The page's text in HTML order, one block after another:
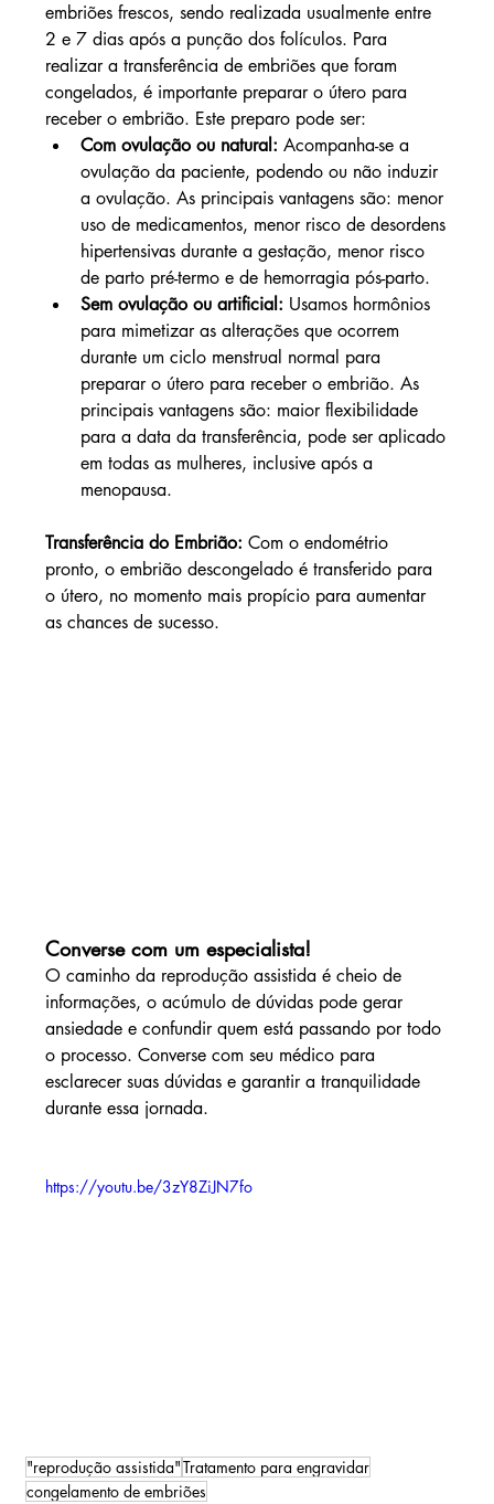
embriões frescos, sendo realizada usualmente entre
2 e 7 dias após a punção dos folículos. Para
realizar a transferência de embriões que foram
congelados, é importante preparar o útero para
receber o embrião. Este preparo pode ser:
Com ovulação ou natural: Acompanha-se a
ovulação da paciente, podendo ou não induzir
a ovulação. As principais vantagens são: menor
uso de medicamentos, menor risco de desordens
hipertensivas durante a gestação, menor risco
de parto pré-termo e de hemorragia pós-parto.
Sem ovulação ou artificial: Usamos hormônios
para mimetizar as alterações que ocorrem
durante um ciclo menstrual normal para
preparar o útero para receber o embrião. As
principais vantagens são: maior flexibilidade
para a data da transferência, pode ser aplicado
em todas as mulheres, inclusive após a
menopausa.
Transferência do Embrião: Com o endométrio
pronto, o embrião descongelado é transferido para
o útero, no momento mais propício para aumentar
as chances de sucesso.
Converse com um especialista!
O caminho da reprodução assistida é cheio de
informações, o acúmulo de dúvidas pode gerar
ansiedade e confundir quem está passando por todo
o processo. Converse com seu médico para
esclarecer suas dúvidas e garantir a tranquilidade
durante essa jornada.
https://youtu.be/3zY8ZiJN7fo
"reprodução assistida"Tratamento para engravidar
congelamento de embriões